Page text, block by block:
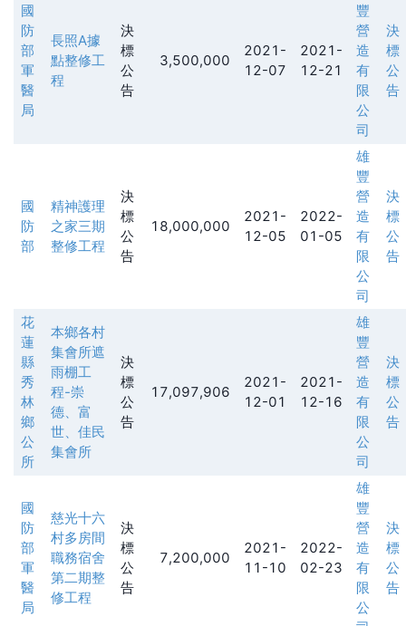
國
防
部
軍
醫
局
長照A據
點整修工
程
決
標
公
告
3,500,000
2021-
12-07
2021-
12-21
豐
營
造
有
限
公
司
決
標
公
告
國
防
部
精神護理
之家三期
整修工程
決
標
公
告
18,000,000
2021-
12-05
2022-
01-05
雄
豐
營
造
有
限
公
司
決
標
公
告
花
蓮
縣
秀
林
鄉
公
所
本鄉各村
集會所遮
雨棚工
程-崇
德、富
世、佳民
集會所
決
標
公
告
17,097,906
2021-
12-01
2021-
12-16
雄
豐
營
造
有
限
公
司
決
標
公
告
國
防
部
軍
醫
局
慈光十六
村多房間
職務宿舍
第二期整
修工程
決
標
公
告
7,200,000
2021-
11-10
2022-
02-23
雄
豐
營
造
有
限
公
決
標
公
告